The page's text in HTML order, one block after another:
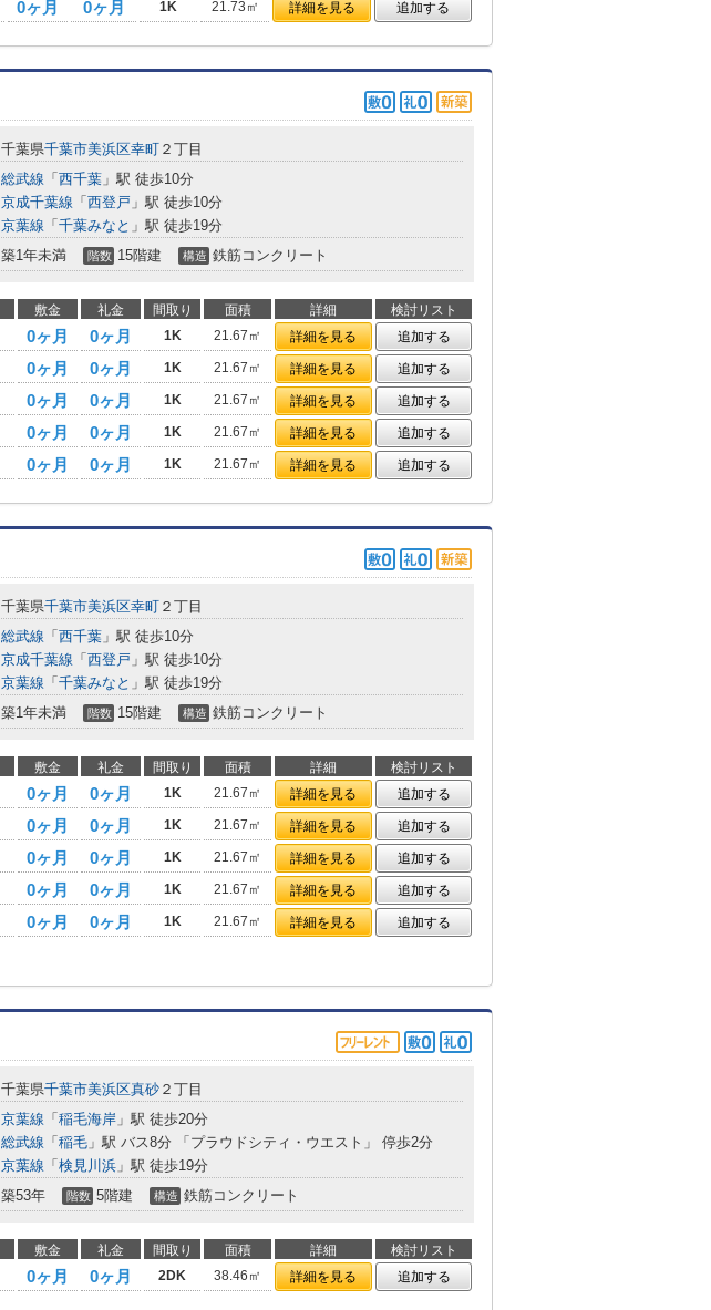
0ヶ月 0ヶ月 1K 21.73㎡ 詳細を見る 追加する
千葉県千葉市美浜区幸町 ２丁目
総武線 「 西千葉 」駅 徒歩10分
京成千葉線 「 西登戸 」駅 徒歩10分
京葉線 「 千葉みなと 」駅 徒歩19分
築1年未満 階数 15階建 構造 鉄筋コンクリート
敷金 礼金 間取り 面積 詳細
検討リスト
0ヶ月 0ヶ月 1K 21.67㎡ 詳細を見る
追加する
0ヶ月 0ヶ月 1K 21.67㎡ 詳細を見る
追加する
0ヶ月 0ヶ月 1K 21.67㎡ 詳細を見る
追加する
0ヶ月 0ヶ月 1K 21.67㎡ 詳細を見る
追加する
0ヶ月 0ヶ月 1K 21.67㎡ 詳細を見る 追加する
千葉県千葉市美浜区幸町 ２丁目
総武線 「 西千葉 」駅 徒歩10分
京成千葉線 「 西登戸 」駅 徒歩10分
京葉線 「 千葉みなと 」駅 徒歩19分
築1年未満 階数 15階建 構造 鉄筋コンクリート
敷金 礼金 間取り 面積 詳細
検討リスト
0ヶ月 0ヶ月 1K 21.67㎡ 詳細を見る
追加する
0ヶ月 0ヶ月 1K 21.67㎡ 詳細を見る
追加する
0ヶ月 0ヶ月 1K 21.67㎡ 詳細を見る
追加する
0ヶ月 0ヶ月 1K 21.67㎡ 詳細を見る
追加する
0ヶ月 0ヶ月 1K 21.67㎡ 詳細を見る 追加する
千葉県千葉市美浜区真砂 ２丁目
京葉線 「 稲毛海岸 」駅 徒歩20分
総武線 「 稲毛 」駅 バス8分 「プラウドシティ・ウエスト」 停歩2分
京葉線 「 検見川浜 」駅 徒歩19分
築53年 階数 5階建 構造 鉄筋コンクリート
敷金 礼金 間取り 面積 詳細
検討リスト
0ヶ月 0ヶ月 2DK 38.46㎡ 詳細を見る 追加する